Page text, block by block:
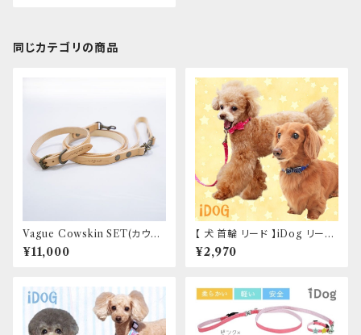
同じカテゴリの商品
Vague Cowskin SET(カウス
キンセット)
¥11,000
【 犬 首輪 リード 】iDog リー
ド・カラーセット ランダムスター×
スターリボン
¥2,970